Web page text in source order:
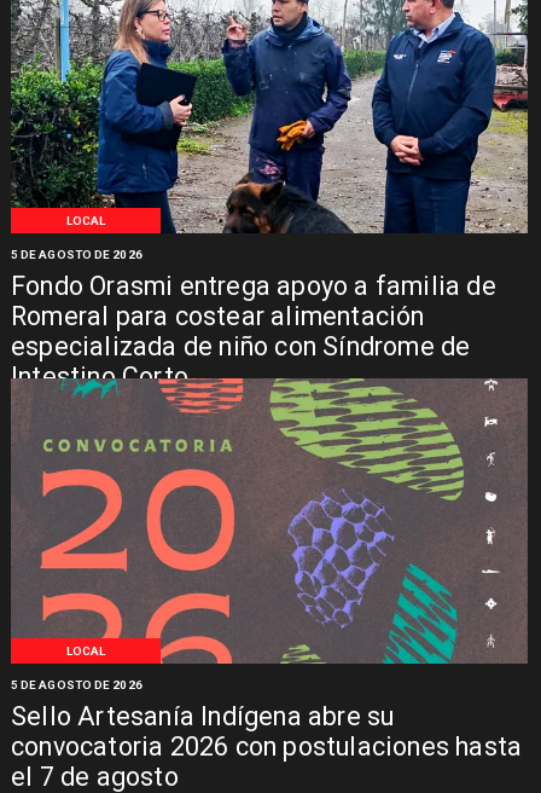
LOCAL
Fondo Orasmi entrega apoyo a familia de
Romeral para costear alimentación
especializada de niño con Síndrome de
Intestino Corto
5 DE AGOSTO DE 2026
LOCAL
Sello Artesanía Indígena abre su
convocatoria 2026 con postulaciones hasta
el 7 de agosto
5 DE AGOSTO DE 2026